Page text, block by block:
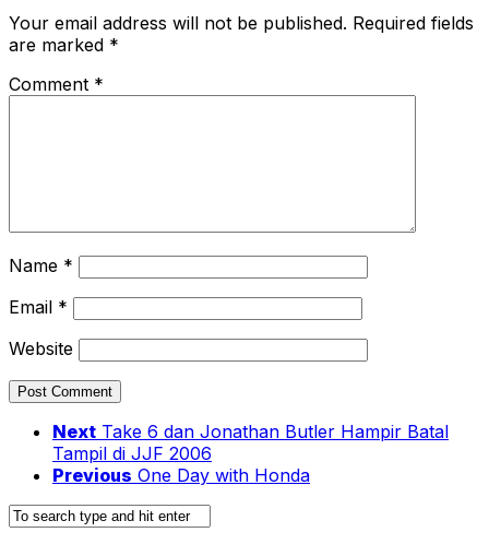
Your email address will not be published. Required fields
are marked *
Comment *
Name *
Email *
Website
Next Take 6 dan Jonathan Butler Hampir Batal
Tampil di JJF 2006
Previous One Day with Honda